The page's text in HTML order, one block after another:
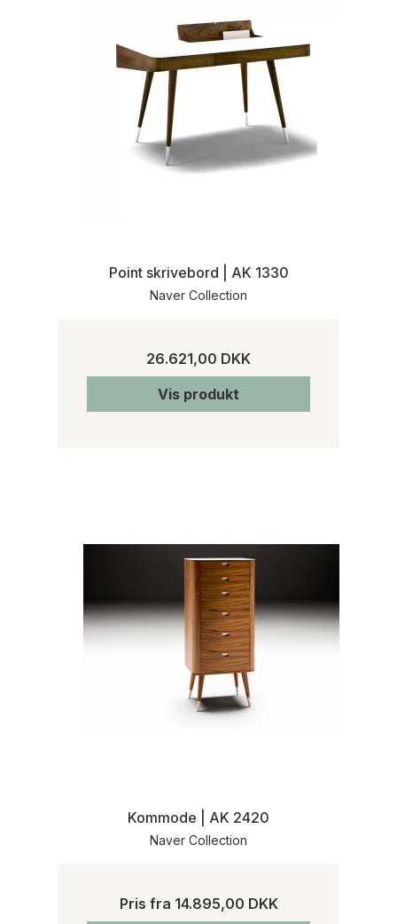
Point skrivebord | AK 1330
Naver Collection
26.621,00 DKK
Vis produkt
Kommode | AK 2420
Naver Collection
Pris fra 14.895,00 DKK